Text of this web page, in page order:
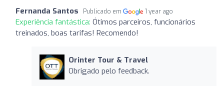
Fernanda Santos Publicado em 1 year ago
Experiência fantástica: Ótimos parceiros, funcionários
treinados, boas tarifas! Recomendo!
Orinter Tour & Travel
Obrigado pelo feedback.